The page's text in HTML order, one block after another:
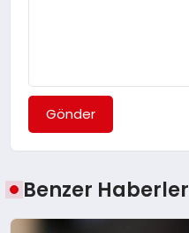
Gönder
Benzer Haberler